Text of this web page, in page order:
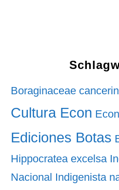
Boraginaceae
Cultura Econ
Ediciones Botas
Hippocratea excelsa
Nacional Indigenista